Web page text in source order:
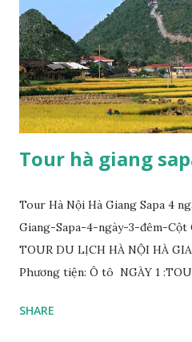
Tour hà giang
Tour Hà Nội Hà Giang Sapa 4
Giang-Sapa-4-ngày-3-đêm-Cột
TOUR DU LỊCH HÀ NỘI HÀ
Phương tiện: Ô tô NGÀY 1
dẫn viên đón Quý khách tại
SHARE